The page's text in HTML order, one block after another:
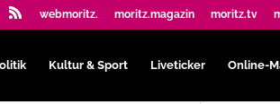
webmoritz. moritz.magazin moritz.tv
Kultur & Sport Liveticker Online-